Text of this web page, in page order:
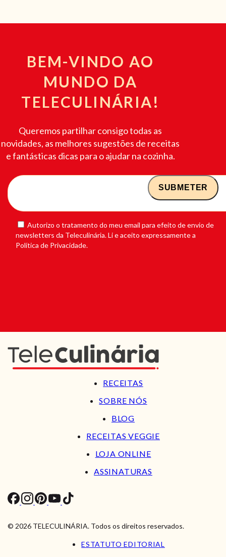
BEM-VINDO AO
MUNDO DA
TELECULINÁRIA!
Queremos partilhar consigo todas as
novidades, as melhores sugestões de receitas
e fantásticas dicas para o ajudar na cozinha.
Autorizo o tratamento do meu email para efeito de envio de
newsletters da Teleculinária. Li e aceito expressamente a
Política de Privacidade.
RECEITAS
SOBRE NÓS
BLOG
RECEITAS VEGGIE
LOJA ONLINE
ASSINATURAS
© 2026 TELECULINÁRIA. Todos os direitos reservados.
ESTATUTO EDITORIAL